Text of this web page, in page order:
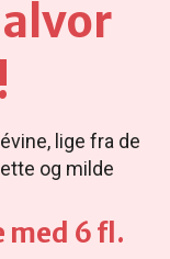
lige fra de
og milde
med 6 fl.